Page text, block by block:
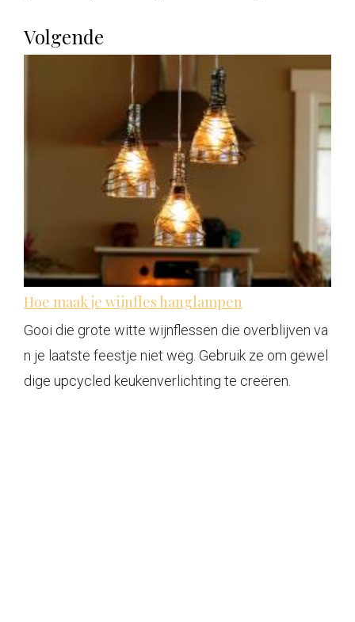
Volgende
Hoe maak je wijnfles hanglampen
Gooi die grote witte wijnflessen die overblijven va
n je laatste feestje niet weg. Gebruik ze om gewel
dige upcycled keukenverlichting te creëren.